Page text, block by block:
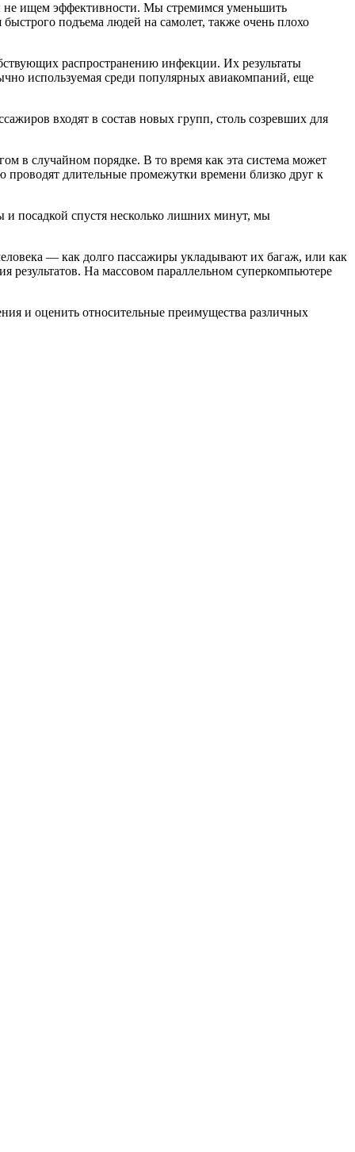
не ищем эффективности. Мы стремимся уменьшить
подъема людей на самолет, также очень плохо
распространению инфекции. Их результаты
используемая среди популярных авиакомпаний, еще
входят в состав новых групп, столь созревших для
в случайном порядке. В то время как эта система может
проводят длительные промежутки времени близко друг к
посадкой спустя несколько лишних минут, мы
— как долго пассажиры укладывают их багаж, или как
результатов. На массовом параллельном суперкомпьютере
и оценить относительные преимущества различных